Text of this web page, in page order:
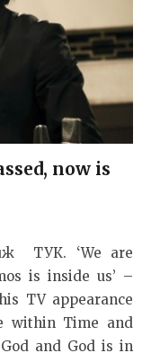
now is
ТУК. ‘We are
is inside us’ –
TV appearance
within Time and
and God is in